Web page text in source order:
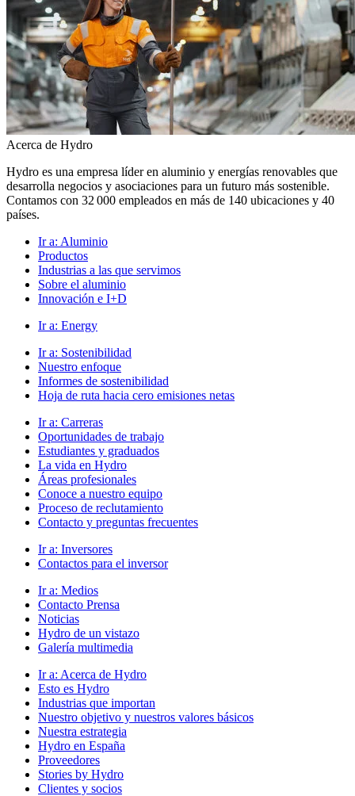
Acerca de Hydro
Hydro es una empresa líder en aluminio y energías renovables que
desarrolla negocios y asociaciones para un futuro más sostenible.
Contamos con 32 000 empleados en más de 140 ubicaciones y 40
países.
Ir a: Aluminio
Productos
Industrias a las que servimos
Sobre el aluminio
Innovación e I+D
Ir a: Energy
Ir a: Sostenibilidad
Nuestro enfoque
Informes de sostenibilidad
Hoja de ruta hacia cero emisiones netas
Ir a: Carreras
Oportunidades de trabajo
Estudiantes y graduados
La vida en Hydro
Áreas profesionales
Conoce a nuestro equipo
Proceso de reclutamiento
Contacto y preguntas frecuentes
Ir a: Inversores
Contactos para el inversor
Ir a: Medios
Contacto Prensa
Noticias
Hydro de un vistazo
Galería multimedia
Ir a: Acerca de Hydro
Esto es Hydro
Industrias que importan
Nuestro objetivo y nuestros valores básicos
Nuestra estrategia
Hydro en España
Proveedores
Stories by Hydro
Clientes y socios